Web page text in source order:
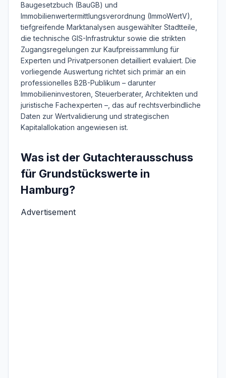
Baugesetzbuch (BauGB) und
Immobilienwertermittlungsverordnung (ImmoWertV),
tiefgreifende Marktanalysen ausgewählter Stadtteile,
die technische GIS-Infrastruktur sowie die strikten
Zugangsregelungen zur Kaufpreissammlung für
Experten und Privatpersonen detailliert evaluiert. Die
vorliegende Auswertung richtet sich primär an ein
professionelles B2B-Publikum – darunter
Immobilieninvestoren, Steuerberater, Architekten und
juristische Fachexperten –, das auf rechtsverbindliche
Daten zur Wertvalidierung und strategischen
Kapitalallokation angewiesen ist.
Was ist der Gutachterausschuss
für Grundstückswerte in
Hamburg?
Advertisement